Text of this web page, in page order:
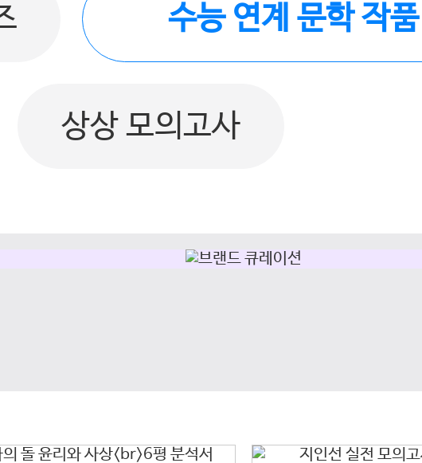
수능 연계 문학 작
상상 모의고사